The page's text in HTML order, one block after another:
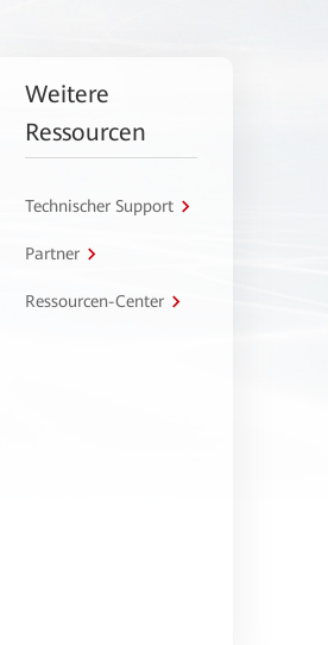
Weitere
Ressourcen
Technischer Support
Partner
Ressourcen-Center